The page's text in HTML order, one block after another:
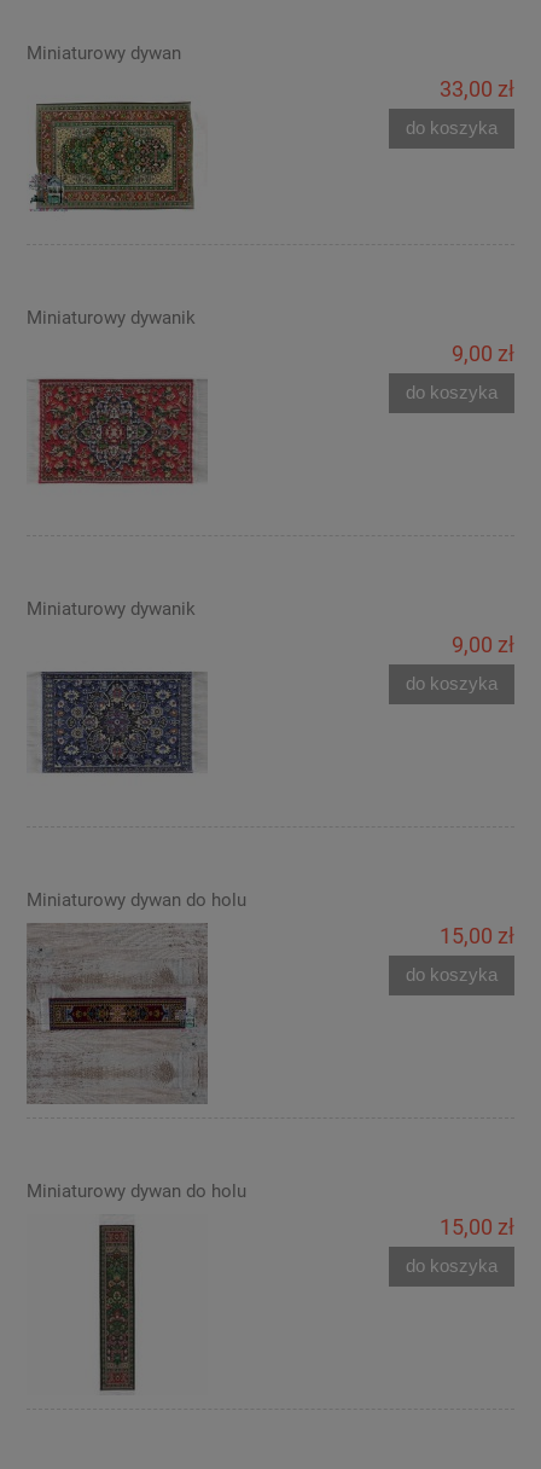
Miniaturowy dywan
33,00 zł
do koszyka
Miniaturowy dywanik
9,00 zł
do koszyka
Miniaturowy dywanik
9,00 zł
do koszyka
Miniaturowy dywan do holu
15,00 zł
do koszyka
Miniaturowy dywan do holu
15,00 zł
do koszyka